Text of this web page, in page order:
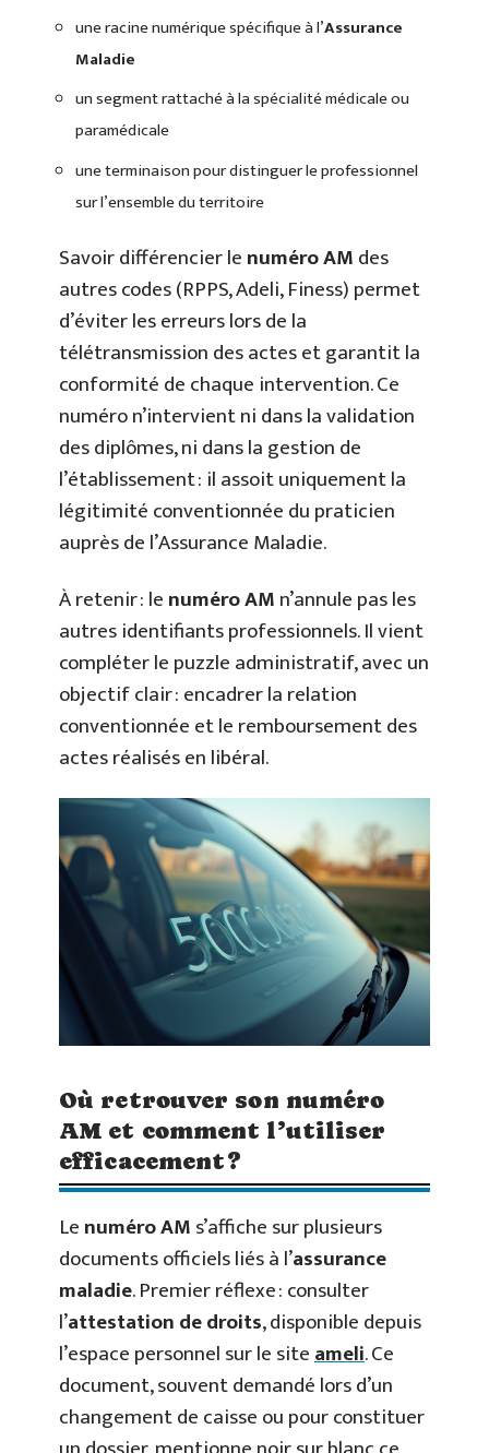
une racine numérique spécifique à l’Assurance
Maladie
un segment rattaché à la spécialité médicale ou
paramédicale
une terminaison pour distinguer le professionnel
sur l’ensemble du territoire
Savoir différencier lenuméro AMdes
autres codes (RPPS, Adeli, Finess) permet
d’éviter les erreurs lors de la
télétransmission des actes et garantit la
conformité de chaque intervention. Ce
numéro n’intervient ni dans la validation
des diplômes, ni dans la gestion de
l’établissement : il assoit uniquement la
légitimité conventionnée du praticien
auprès de l’Assurance Maladie.
À retenir : lenuméro AMn’annule pas les
autres identifiants professionnels. Il vient
compléter le puzzle administratif, avec un
objectif clair : encadrer la relation
conventionnée et le remboursement des
actes réalisés en libéral.
Où retrouver son numéro
AM et comment l’utiliser
efficacement ?
Lenuméro AMs’affiche sur plusieurs
documents officiels liés à l’assurance
maladie. Premier réflexe : consulter
l’attestation de droits, disponible depuis
l’espace personnel sur le siteameli. Ce
document, souvent demandé lors d’un
changement de caisse ou pour constituer